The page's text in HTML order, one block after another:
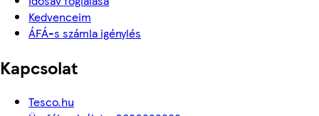
Kedvenceim
ÁFÁ-s számla igénylés
Kapcsolat
Tesco.hu